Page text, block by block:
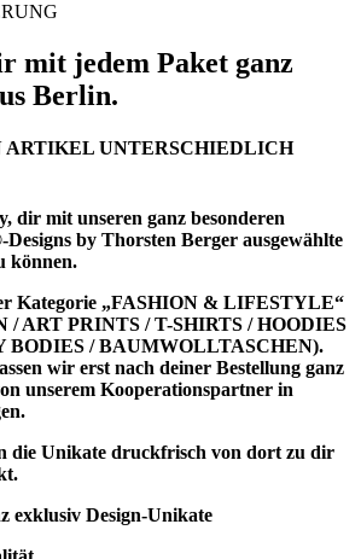
mit jedem Paket ganz
Berlin.
ARTIKEL UNTERSCHIEDLICH
dir mit unseren ganz besonderen
by Thorsten Berger ausgewählte
können.
Kategorie „FASHION & LIFESTYLE“
/ ART PRINTS / T-SHIRTS / HOODIES
BODIES / BAUMWOLLTASCHEN).
wir erst nach deiner Bestellung ganz
unserem Kooperationspartner in
die Unikate druckfrisch von dort zu dir
exklusiv Design-Unikate